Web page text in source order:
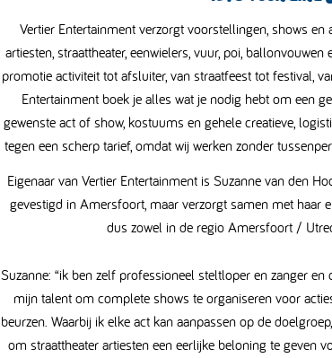
Vertier Entertainment verzorgt voorstellingen, shows
artiesten, straattheater, eenwielers, vuur, poi,
promotie activiteit tot afsluiter, van straatfeest tot festival,
Entertainment boek je alles wat je nodig hebt om een
gewenste act of show, kostuums en gehele creatieve,
tegen een scherp tarief, omdat wij werken zonder
Eigenaar van Vertier Entertainment is Suzanne van den
gevestigd in Amersfoort, maar verzorgt samen met haar
dus zowel in de regio Amersfoort /
Suzanne: “ik ben zelf professioneel steltloper en zanger
mijn talent om complete shows te organiseren voor
beurzen. Waarbij ik elke act kan aanpassen op de
om straattheater artiesten een eerlijke beloning te geven